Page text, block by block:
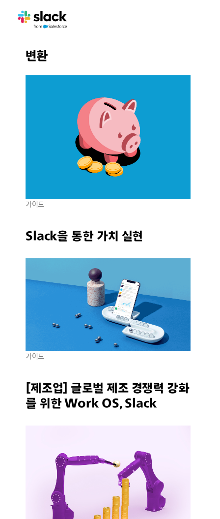
변환
가이드
Slack을 통한 가치 실현
가이드
[제조업] 글로벌 제조 경쟁력 강화
를 위한 Work OS, Slack